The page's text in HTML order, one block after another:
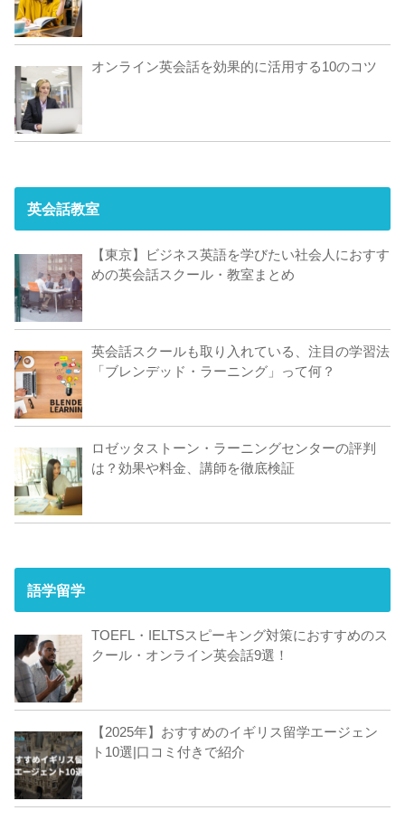
オンライン英会話を効果的に活用する10のコツ
英会話教室
【東京】ビジネス英語を学びたい社会人におすす
めの英会話スクール・教室まとめ
英会話スクールも取り入れている、注目の学習法
「ブレンデッド・ラーニング」って何？
ロゼッタストーン・ラーニングセンターの評判
は？効果や料金、講師を徹底検証
語学留学
TOEFL・IELTSスピーキング対策におすすめのス
クール・オンライン英会話9選！
【2025年】おすすめのイギリス留学エージェン
ト10選|口コミ付きで紹介